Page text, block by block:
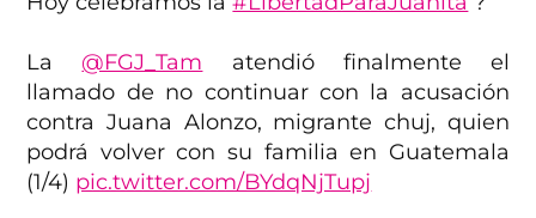
La @FGJ_Tam atendió finalmente el
llamado de no continuar con la acusación
contra Juana Alonzo, migrante chuj, quien
podrá volver con su familia en Guatemala
(1/4) pic.twitter.com/BYdqNjTupj